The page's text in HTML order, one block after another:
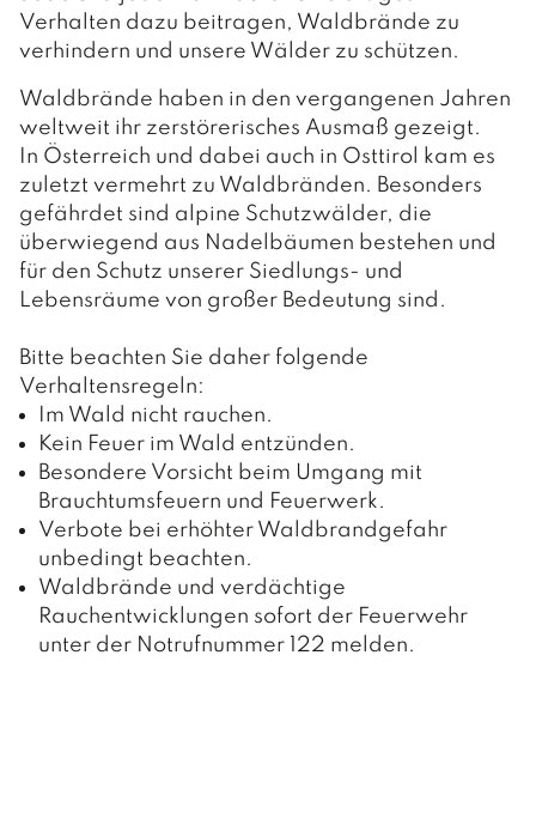
GEMEINDERAT
GEMEINDERATSSITZUNGEN
AUSSCHÜSSE
LEBEN
FAMILIE & KINDER
Kindergärten
Schulen
Büchereien
Jugendtreff
Wohn- und Pflegeheim
Ärzte und Apotheken
Sozialsprengel
FREIZEIT
Vereine
Saunaerlebnis Osttirol
Sport- und Freizeitzentrum
Spielplätze
PFARREN
Pfarre Debant
Pfarre Nußdorf
TOURISMUS & WIRTSCHAFT
Der Wirtschaftsstandort
Gewerbebetriebe
Gastronomiebetriebe
Verhalten dazu beitragen, Waldbrände zu
verhindern und unsere Wälder zu schützen.
Waldbrände haben in den vergangenen Jahren
weltweit ihr zerstörerisches Ausmaß gezeigt.
In Österreich und dabei auch in Osttirol kam es
zuletzt vermehrt zu Waldbränden. Besonders
gefährdet sind alpine Schutzwälder, die
überwiegend aus Nadelbäumen bestehen und
für den Schutz unserer Siedlungs- und
Lebensräume von großer Bedeutung sind.
Bitte beachten Sie daher folgende
Verhaltensregeln:
Im Wald nicht rauchen.
Kein Feuer im Wald entzünden.
Besondere Vorsicht beim Umgang mit
Brauchtumsfeuern und Feuerwerk.
Verbote bei erhöhter Waldbrandgefahr
unbedingt beachten.
Waldbrände und verdächtige
Rauchentwicklungen sofort der Feuerwehr
unter der Notrufnummer 122 melden.